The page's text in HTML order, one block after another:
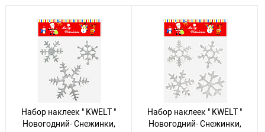
Набор наклеек " KWELT "
Новогодний- Снежинки,
Набор наклеек " KWELT "
Новогодний- Снежинки,